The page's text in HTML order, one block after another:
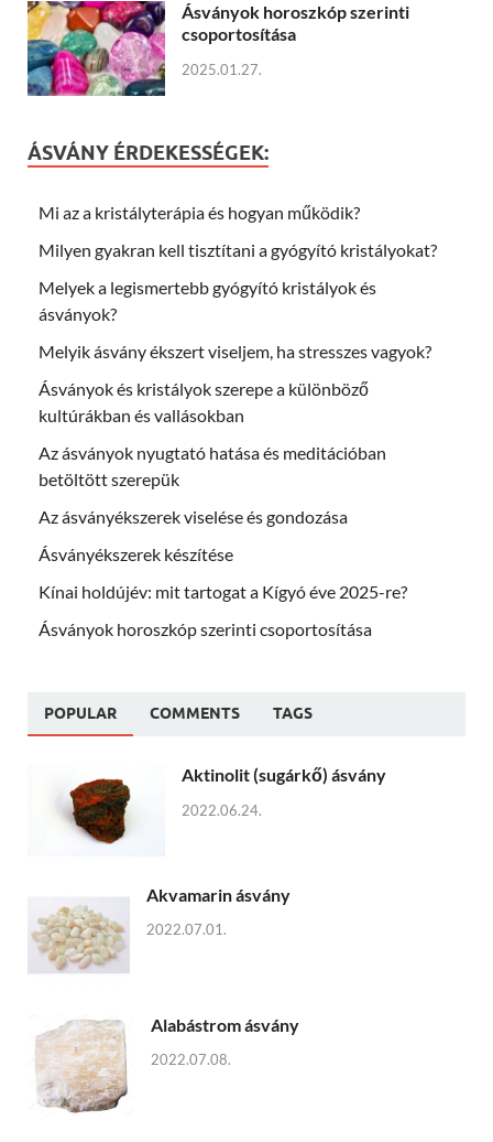
Ásványok horoszkóp szerinti
csoportosítása
2025.01.27.
ÁSVÁNY ÉRDEKESSÉGEK:
Mi az a kristályterápia és hogyan működik?
Milyen gyakran kell tisztítani a gyógyító kristályokat?
Melyek a legismertebb gyógyító kristályok és
ásványok?
Melyik ásvány ékszert viseljem, ha stresszes vagyok?
Ásványok és kristályok szerepe a különböző
kultúrákban és vallásokban
Az ásványok nyugtató hatása és meditációban
betöltött szerepük
Az ásványékszerek viselése és gondozása
Ásványékszerek készítése
Kínai holdújév: mit tartogat a Kígyó éve 2025-re?
Ásványok horoszkóp szerinti csoportosítása
POPULAR COMMENTS TAGS
Aktinolit (sugárkő) ásvány
2022.06.24.
Akvamarin ásvány
2022.07.01.
Alabástrom ásvány
2022.07.08.